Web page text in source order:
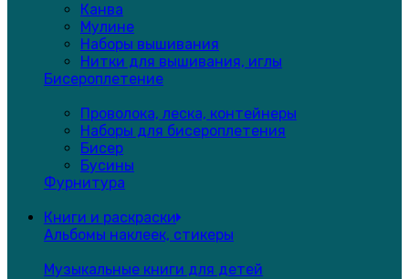
Канва
Мулине
Наборы вышивания
Нитки для вышивания, иглы
Бисероплетение
Проволока, леска, контейнеры
Наборы для бисероплетения
Бисер
Бусины
Фурнитура
Книги и раскраски
Альбомы наклеек, стикеры
Музыкальные книги для детей